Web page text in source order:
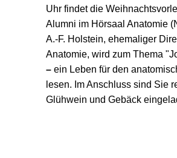
Uhr findet die
Alumni im Hörsaal Anatomie
A.-F. Holstein, ehemaliger
Anatomie, wird zum Thema
– ein Leben für den
lesen. Im Anschluss sind Sie
Glühwein und Gebäck